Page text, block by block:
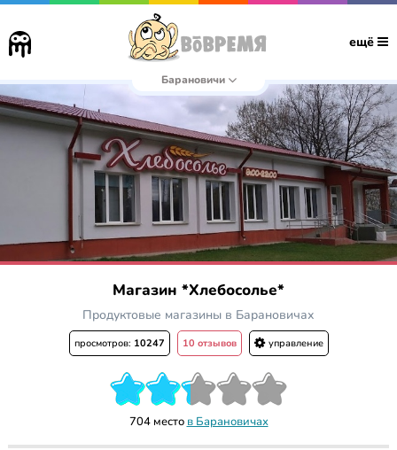
ещё
Барановичи
Магазин *Хлебосолье*
Продуктовые магазины в Барановичах
просмотров: 10247 10 отзывов управление
704 место в Барановичах